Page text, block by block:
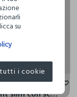
Camicia fit slim con scollo rotondo in puro cotone donna
su
i cookie